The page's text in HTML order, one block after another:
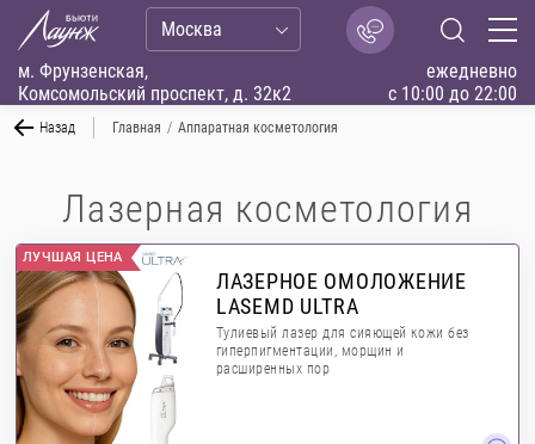
м. Фрунзенская,
Комсомольский проспект, д. 32к2
ежедневно
с 10:00 до 22:00
Москва
Назад Главная / Аппаратная косметология
Лазерная косметология
ЛУЧШАЯ ЦЕНА
ЛАЗЕРНОЕ ОМОЛОЖЕНИЕ
LASEMD ULTRA
Тулиевый лазер для сияющей кожи без
гиперпигментации, морщин и
расширенных пор